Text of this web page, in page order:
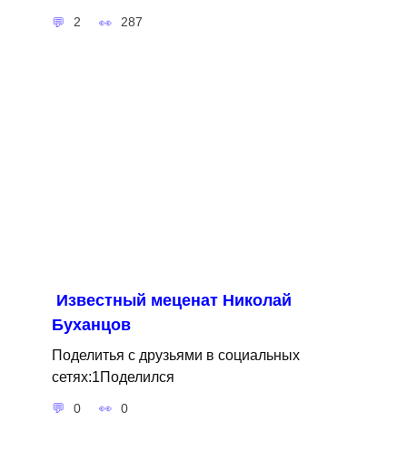
2 287
Известный меценат Николай
Буханцов
Поделитья с друзьями в социальных
сетях:1Поделился
0 0